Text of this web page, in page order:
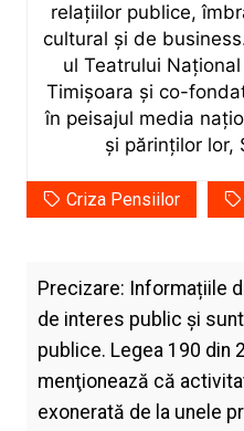
relațiilor publice,
cultural și de
ul Teatrului Național
Timișoara și co-
în peisajul media
și părinților lor,
Criza Pensiilor
Precizare: Informațiile
de interes public și
publice. Legea 190 din
menţionează că
exonerată de la unele